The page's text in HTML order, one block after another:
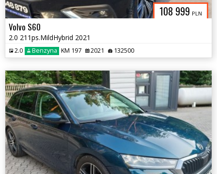
108 999 PLN
Volvo S60
2.0 211ps.MildHybrid 2021
2.0 Benzyna KM 197 2021 132500